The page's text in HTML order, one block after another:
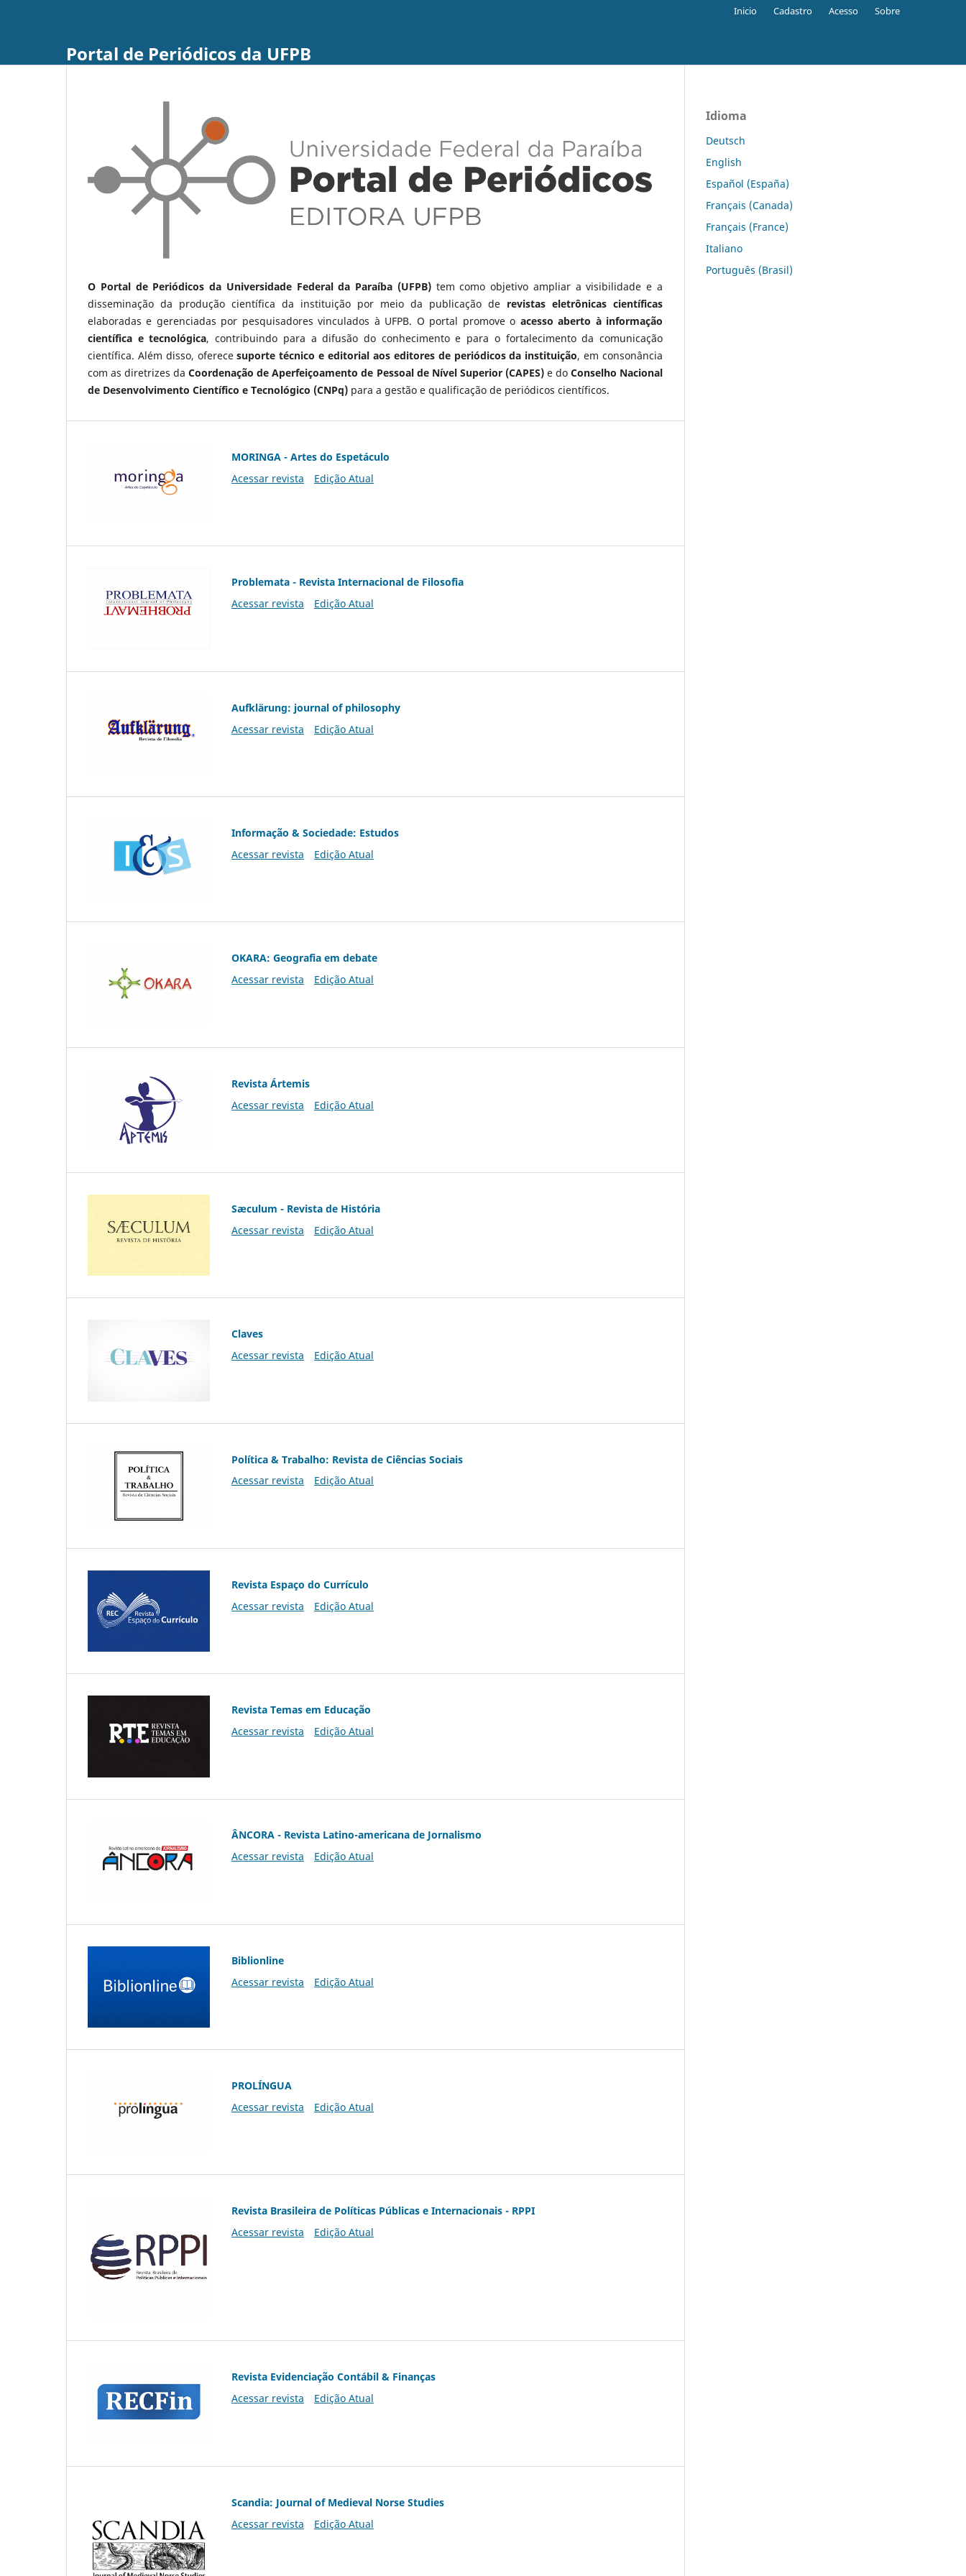
Portal de Periódicos da UFPB
Inicio Cadastro Acesso Sobre
O Portal de Periódicos da Universidade Federal da Paraíba (UFPB)tem como objetivo ampliar a visibilidade e a
disseminação da produção científica da instituição por meio da publicação de revistas eletrônicas científicas
elaboradas e gerenciadas por pesquisadores vinculados à UFPB. O portal promove o acesso aberto à informação
científica e tecnológica, contribuindo para a difusão do conhecimento e para o fortalecimento da comunicação
científica. Além disso, oferecesuporte técnico e editorial aos editores de periódicos da instituição, em consonância
com as diretrizes daCoordenação de Aperfeiçoamento de Pessoal de Nível Superior (CAPES)e do Conselho Nacional
de Desenvolvimento Científico e Tecnológico (CNPq) para a gestão e qualificação de periódicos científicos.
MORINGA - Artes do Espetáculo
Acessar revista
Edição Atual
Problemata - Revista Internacional de Filosofia
Acessar revista
Edição Atual
Aufklärung: journal of philosophy
Acessar revista
Edição Atual
Informação & Sociedade: Estudos
Acessar revista
Edição Atual
OKARA: Geografia em debate
Acessar revista
Edição Atual
Revista Ártemis
Acessar revista
Edição Atual
Sæculum - Revista de História
Acessar revista
Edição Atual
Claves
Acessar revista
Edição Atual
Política & Trabalho: Revista de Ciências Sociais
Acessar revista
Edição Atual
Revista Espaço do Currículo
Acessar revista
Edição Atual
Revista Temas em Educação
Acessar revista
Edição Atual
ÂNCORA - Revista Latino-americana de Jornalismo
Acessar revista
Edição Atual
Biblionline
Acessar revista
Edição Atual
PROLÍNGUA
Acessar revista
Edição Atual
Revista Brasileira de Políticas Públicas e Internacionais - RPPI
Acessar revista
Edição Atual
Revista Evidenciação Contábil & Finanças
Acessar revista
Edição Atual
Scandia: Journal of Medieval Norse Studies
Acessar revista
Edição Atual
Idioma
Deutsch
English
Español (España)
Français (Canada)
Français (France)
Italiano
Português (Brasil)